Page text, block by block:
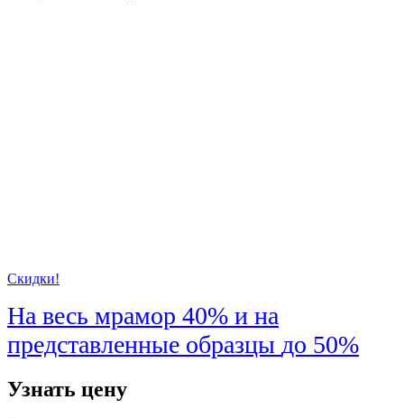
Скидки!
На весь мрамор 40% и на
представленные образцы до 50%
Узнать цену